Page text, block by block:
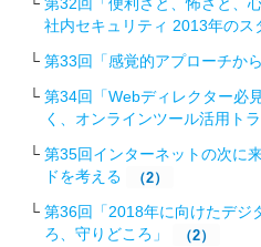
第32回「便利さと、怖さと、
社内セキュリティ 2013年のス
第33回「感覚的アプローチか
第34回「Webディレクター必
く、オンラインツール活用ト
第35回インターネットの次に
ドを考える
（2）
第36回「2018年に向けたデジ
ろ、守りどころ」
（2）